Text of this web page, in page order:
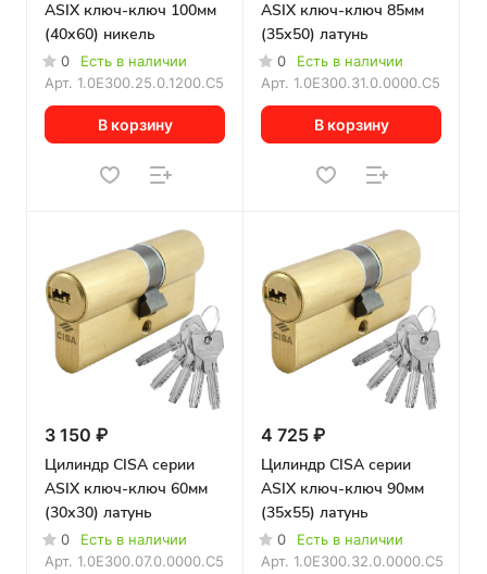
ASIX ключ-ключ 100мм
(40х60) никель
0
Есть в наличии
Арт. 1.0E300.25.0.1200.C5
В корзину
ASIX ключ-ключ 85мм
(35х50) латунь
0
Есть в наличии
Арт. 1.0E300.31.0.0000.C5
В корзину
3 150 ₽
Цилиндр CISA серии
ASIX ключ-ключ 60мм
(30х30) латунь
0
Есть в наличии
Арт. 1.0E300.07.0.0000.C5
4 725 ₽
Цилиндр CISA серии
ASIX ключ-ключ 90мм
(35х55) латунь
0
Есть в наличии
Арт. 1.0E300.32.0.0000.C5